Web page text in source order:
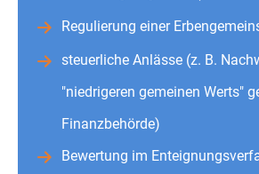
Regulierung einer
steuerliche Anlässe (z. B.
"niedrigeren gemeinen Werts"
Finanzbehörde)
Bewertung im